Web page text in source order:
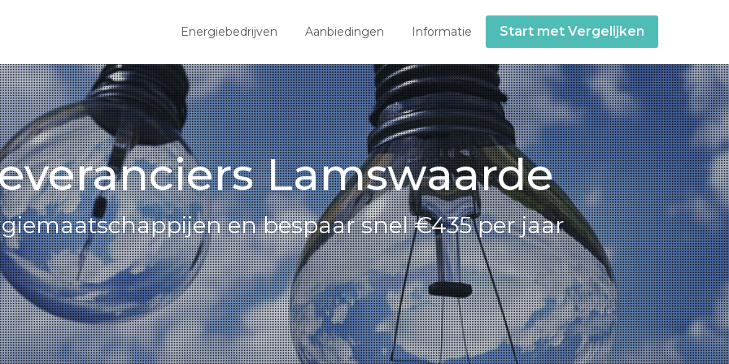
Energiebedrijven Aanbiedingen Informatie Start met Vergelijken
Lamswaarde
en bespaar snel €435 per jaar